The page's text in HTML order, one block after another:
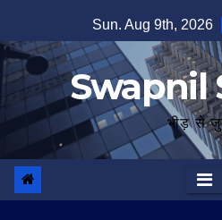
to
content
Sun. Aug 9th, 2026
Swapnil
भीड़ से